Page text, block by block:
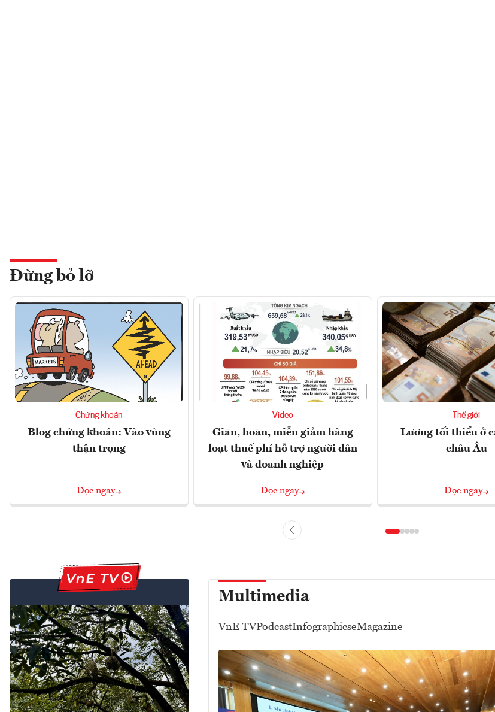
Đừng bỏ lỡ
Chứng khoán
Blog chứng khoán: Vào vùng
thận trọng
Đọc ngay
Video
Giãn, hoãn, miễn giảm hàng
loạt thuế phí hỗ trợ người dân
và doanh nghiệp
Đọc ngay
Thế giới
Lương tối thiểu ở
châu Âu
Đọc ngay
Multimedia
VnE TVPodcastInfographicseMagazine